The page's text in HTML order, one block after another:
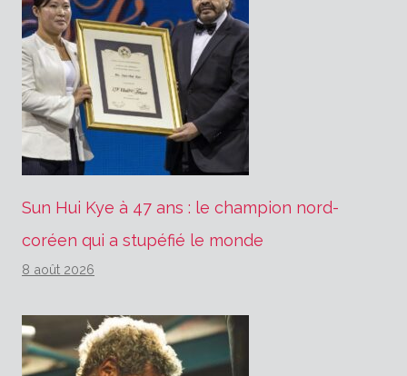
Sun Hui Kye à 47 ans : le champion nord-
coréen qui a stupéfié le monde
8 août 2026